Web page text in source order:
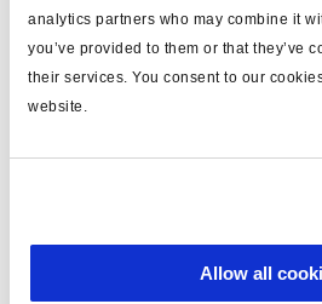
analytics partners who may combine it
you’ve provided to them or that they’ve
their services. You consent to our
website.
Allow all
max. Betriebsdruck (bar) 10.0
Gewicht (kg) 2.95
Dokumente
Sehen Sie sich alle verwandten
Bibliothek der Produktliteratur.